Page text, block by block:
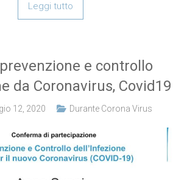
Leggi tutto
e controllo
da Coronavirus, Covid19
12, 2020 Durante Corona Virus